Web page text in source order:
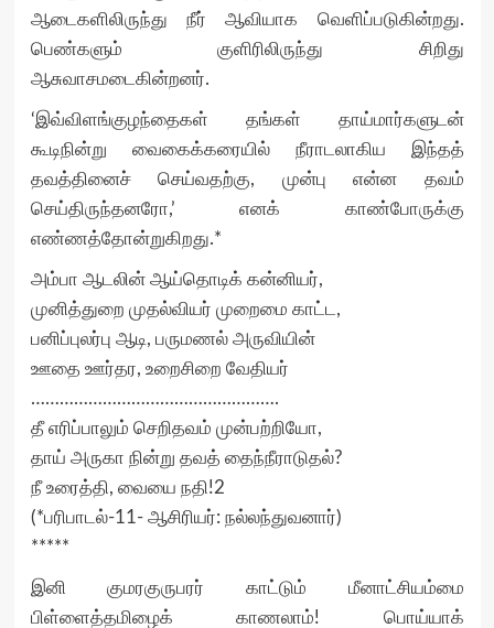
ஆடைகளிலிருந்து நீர் ஆவியாக வெளிப்படுகின்றது.
பெண்களும் குளிரிலிருந்து சிறிது
ஆசுவாசமடைகின்றனர்.
‘இவ்விளங்குழந்தைகள் தங்கள் தாய்மார்களுடன்
கூடிநின்று வைகைக்கரையில் நீராடலாகிய இந்தத்
தவத்தினைச் செய்வதற்கு, முன்பு என்ன தவம்
செய்திருந்தனரோ,’ எனக் காண்போருக்கு
எண்ணத்தோன்றுகிறது.*
அம்பா ஆடலின் ஆய்தொடிக் கன்னியர்,
முனித்துறை முதல்வியர் முறைமை காட்ட,
பனிப்புலர்பு ஆடி, பருமணல் அருவியின்
ஊதை ஊர்தர, உறைசிறை வேதியர்
…………………………………………….
தீ எரிப்பாலும் செறிதவம் முன்பற்றியோ,
தாய் அருகா நின்று தவத் தைந்நீராடுதல்?
நீ உரைத்தி, வையை நதி!2
(*பரிபாடல்-11- ஆசிரியர்: நல்லந்துவனார்)
*****
இனி குமரகுருபரர் காட்டும் மீனாட்சியம்மை
பிள்ளைத்தமிழைக் காணலாம்! பொய்யாக்